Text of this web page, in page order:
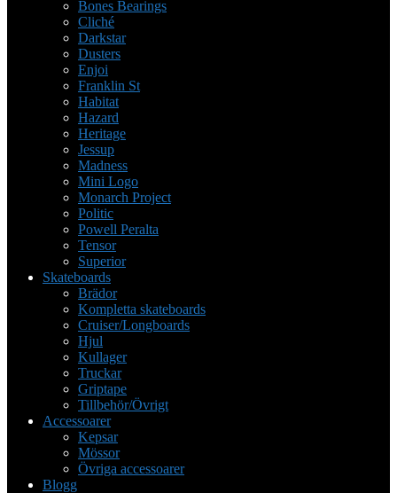
Bones Bearings
Cliché
Darkstar
Dusters
Enjoi
Franklin St
Habitat
Hazard
Heritage
Jessup
Madness
Mini Logo
Monarch Project
Politic
Powell Peralta
Tensor
Superior
Skateboards
Brädor
Kompletta skateboards
Cruiser/Longboards
Hjul
Kullager
Truckar
Griptape
Tillbehör/Övrigt
Accessoarer
Kepsar
Mössor
Övriga accessoarer
Blogg